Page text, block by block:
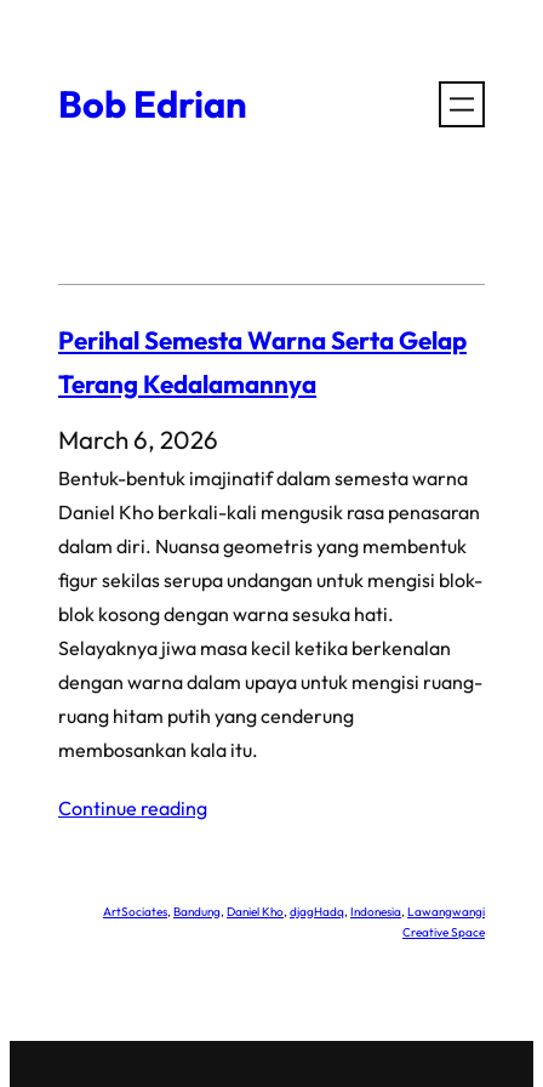
contentBob Edrian
Perihal Semesta Warna Serta Gelap
Terang Kedalamannya
March 6, 2026
Bentuk-bentuk imajinatif dalam semesta warna
Daniel Kho berkali-kali mengusik rasa penasaran
dalam diri. Nuansa geometris yang membentuk
figur sekilas serupa undangan untuk mengisi blok-
blok kosong dengan warna sesuka hati.
Selayaknya jiwa masa kecil ketika berkenalan
dengan warna dalam upaya untuk mengisi ruang-
ruang hitam putih yang cenderung
membosankan kala itu.
Continue reading
ArtSociates, Bandung, Daniel Kho, djagHadq, Indonesia, Lawangwangi
Creative Space